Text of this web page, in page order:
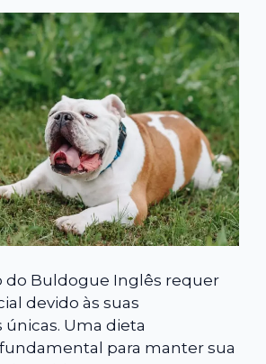
do Buldogue Inglês requer
devido às suas
Uma dieta
para manter sua